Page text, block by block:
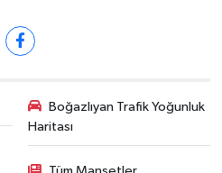
Boğazlıyan Trafik Yoğunluk
Haritası
Tüm Manşetler